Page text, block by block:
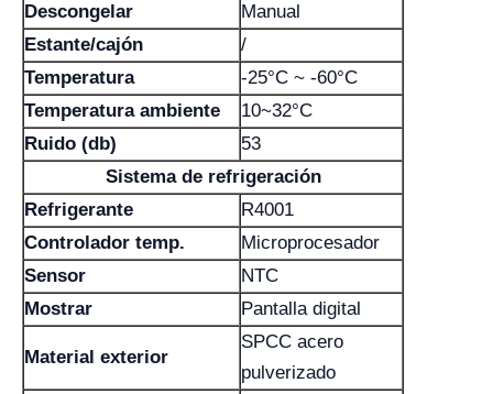
Descongelar
Manual
Estante/cajón
/
Temperatura
-25°C ~ -60°C
Temperatura ambiente
10~32°C
Ruido (db)
53
Sistema de refrigeración
Refrigerante
R4001
Controlador temp.
Microprocesador
Sensor
NTC
Mostrar
Pantalla digital
Material exterior
SPCC acero
pulverizado